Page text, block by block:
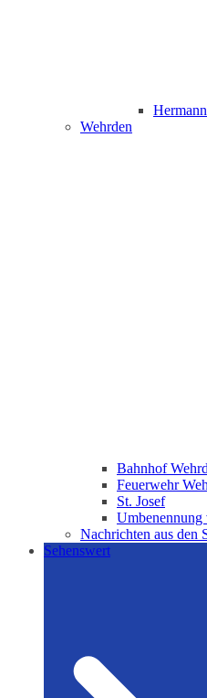
Wehrden
Bahnhof
Feuerwehr
St. Josef
Umbenennung
Nachrichten aus den
Sehenswert